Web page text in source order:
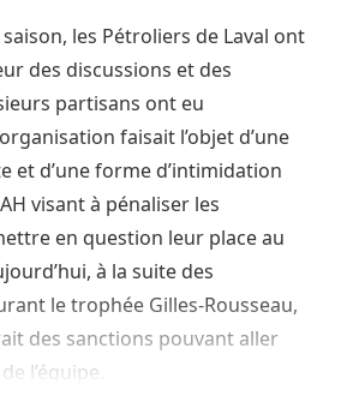
les Pétroliers de Laval ont
des discussions et des
partisans ont eu
faisait l’objet d’une
et d’une forme d’intimidation
visant à pénaliser les
en question leur place au
à la suite des
le trophée Gilles-Rousseau,
des sanctions pouvant aller
l’équipe.